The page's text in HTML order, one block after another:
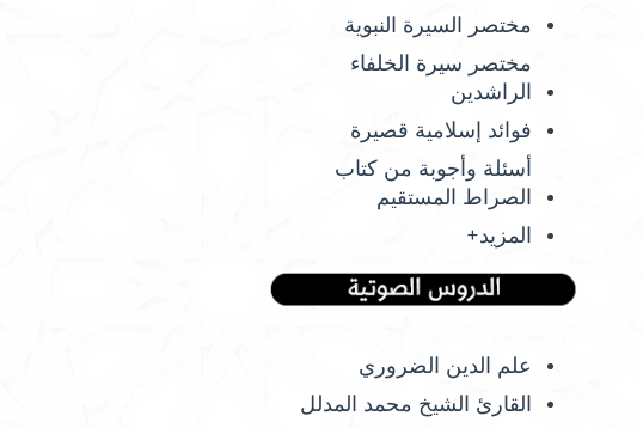
مختصر السيرة النبوية
مختصر سيرة الخلفاء
الراشدين
فوائد إسلامية قصيرة
أسئلة وأجوبة من كتاب
الصراط المستقيم
المزيد+
علم الدين الضروري
القارئ الشيخ محمد المدلل